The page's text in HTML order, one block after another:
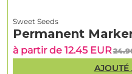
Sweet Seeds
Permanent
à partir de 12.45 EUR
AJOUTÉ